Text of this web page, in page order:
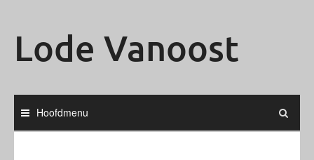
Lode Vanoost
Hoofdmenu